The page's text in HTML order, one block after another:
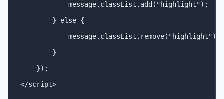
            message.classList.add("highlight");
        } else {
            message.classList.remove("highlight");
        }
    });